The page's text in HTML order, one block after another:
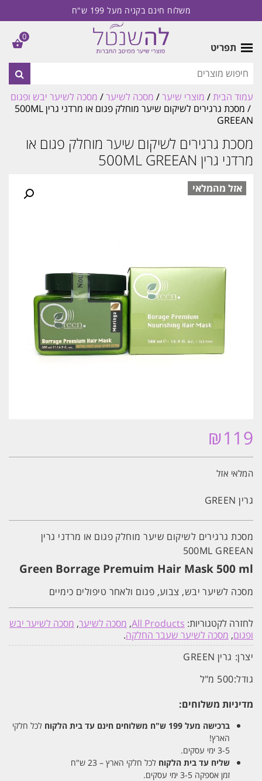
משלוח חינם בקניה מעל 199 ש"ח
תפריט
עמוד הבית/ מוצרי שיער/ מסכה לשיער/ מסכה לשיער יבש ופגום
/ מסכת גרגירים לשיקום שיער מוחלק פגום או מרדני גרין 500ML
GREEAN
מסכת גרגירים לשיקום שיער מוחלק פגום או
מרדני גרין 500ML GREEAN
₪119
המלאי אזל
גרין GREEN
מסכת גרגירים לשיקום שיער מוחלק פגום או מרדני גרין
500ML GREEAN
Green Borrage Premuim Hair Mask 500 ml
מסכה לשיער יבש, צבוע, פגום ולאחר טיפולים כימיים
לחזרה לקטגוריות: All Products
, מסכה לשיער, מסכה לשיער יבש
ופגום, מסכה לשיער שעבר החלקה.
יצרן: גרין GREEN
גודל:500 מ"ל
מדיניות משלוחים:
ברכישה מעל 199 ש"ח משלוחים חינם עד בית הלקוח לכל חלקי
הארץ!
3-5 ימי עסקים.
שליח עד בית הלקוח לכל חלקי הארץ – 23 ש"ח
זמן אספקה 3-5 ימי עסקים.
0